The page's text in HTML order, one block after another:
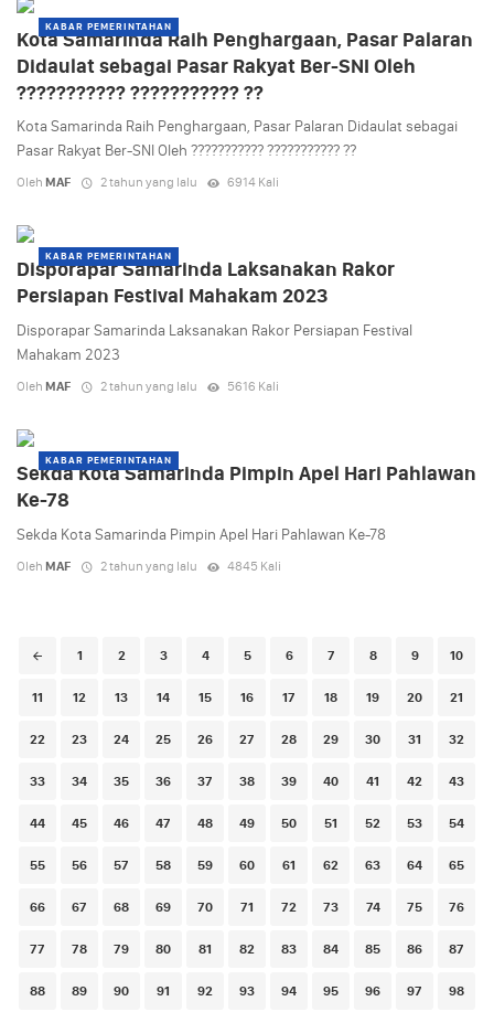
KABAR PEMERINTAHAN
Kota Samarinda Raih Penghargaan, Pasar Palaran
Didaulat sebagai Pasar Rakyat Ber-SNI Oleh
??????????? ??????????? ??
Kota Samarinda Raih Penghargaan, Pasar Palaran Didaulat sebagai
Pasar Rakyat Ber-SNI Oleh ??????????? ??????????? ??
Oleh MAF 2 tahun yang lalu 6914 Kali
KABAR PEMERINTAHAN
Disporapar Samarinda Laksanakan Rakor
Persiapan Festival Mahakam 2023
Disporapar Samarinda Laksanakan Rakor Persiapan Festival
Mahakam 2023
Oleh MAF 2 tahun yang lalu 5616 Kali
KABAR PEMERINTAHAN
Sekda Kota Samarinda Pimpin Apel Hari Pahlawan
Ke-78
Sekda Kota Samarinda Pimpin Apel Hari Pahlawan Ke-78
Oleh MAF 2 tahun yang lalu 4845 Kali
Posts
1 2 3 4 5 6 7 8 9 10
11 12 13 14 15 16 17 18 19 20 21
22 23 24 25 26 27 28 29 30 31 32
33 34 35 36 37 38 39 40 41 42 43
44 45 46 47 48 49 50 51 52 53 54
55 56 57 58 59 60 61 62 63 64 65
66 67 68 69 70 71 72 73 74 75 76
77 78 79 80 81 82 83 84 85 86 87
88 89 90 91 92 93 94 95 96 97 98